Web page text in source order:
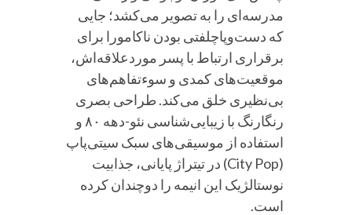
مدرسه‌ای را به تصویر می‌کشد؛ جایی
که دست‌وپاچلفتی بودن ناکامورا برای
برقراری ارتباط با پسر موردعلاقه‌اش،
موقعیت‌های کمدی و سوءتفاهم‌های
بی‌نظیری خلق می‌کند. طراحی بصری
رنگارنگ با زیبایی‌شناسی نئو-دهه ۸۰ و
استفاده از موسیقی‌های سبک سیتی‌پاپ
(City Pop) در تیتراژ پایانی، جذابیت
نوستالژیک این انیمه را دوچندان کرده
است.